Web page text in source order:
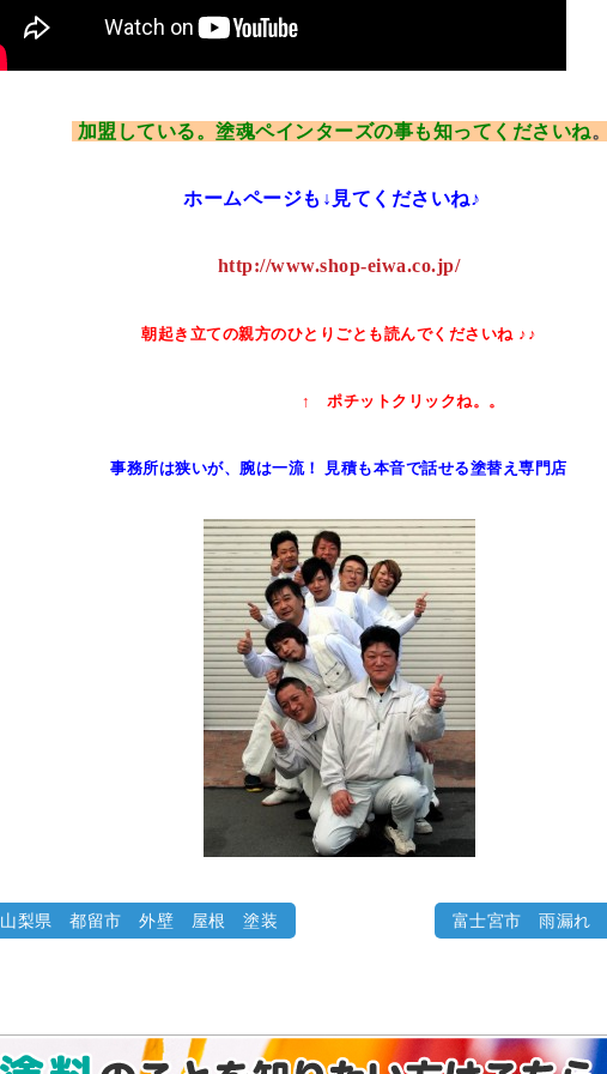
加盟している。塗魂ペインターズの事も知ってくださいね
ホームページも↓見てくださいね♪
http://www.shop-eiwa.co.jp/
朝起き立ての親方のひとりごとも読んでくださいね ♪♪
↑ ポチットクリックね。。
事務所は狭いが、腕は一流！ 見積も本音で話せる塗替え専門店
山梨県 都留市 外壁 屋根 塗装 富士宮市 雨漏れ